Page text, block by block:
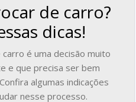
de carro?
dicas!
é uma decisão muito
e que precisa ser bem
algumas indicações
nesse processo.